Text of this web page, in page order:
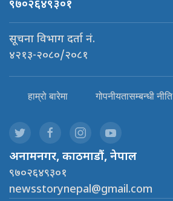
९७०२६४९३०१
सूचना विभाग दर्ता नं.
४२१३-२०८०/२०८१
हाम्रो बारेमा गोपनीयतासम्बन्धी नीति
अनामनगर, काठमाडौं, नेपाल
९७०२६४९३०१
newsstorynepal@gmail.com